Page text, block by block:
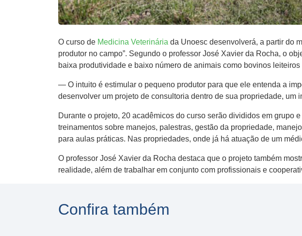
O curso de Medicina Veterinária da Unoesc desenvolverá, a partir do
produtor no campo”. Segundo o professor José Xavier da Rocha, o
baixa produtividade e baixo número de animais como bovinos
— O intuito é estimular o pequeno produtor para que ele entenda a
desenvolver um projeto de consultoria dentro de sua propriedade,
Durante o projeto, 20 acadêmicos do curso serão divididos em grupo
treinamentos sobre manejos, palestras, gestão da propriedade,
para aulas práticas. Nas propriedades, onde já há atuação de um
O professor José Xavier da Rocha destaca que o projeto também
realidade, além de trabalhar em conjunto com profissionais e
Confira também